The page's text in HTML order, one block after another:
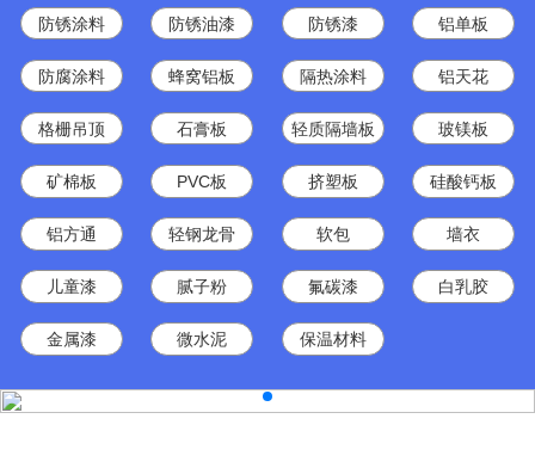
防锈涂料 防锈油漆 防锈漆 铝单板
防腐涂料 蜂窝铝板 隔热涂料 铝天花
格栅吊顶 石膏板 轻质隔墙板 玻镁板
矿棉板 PVC板 挤塑板 硅酸钙板
铝方通 轻钢龙骨 软包 墙衣
儿童漆 腻子粉 氟碳漆 白乳胶
金属漆 微水泥 保温材料